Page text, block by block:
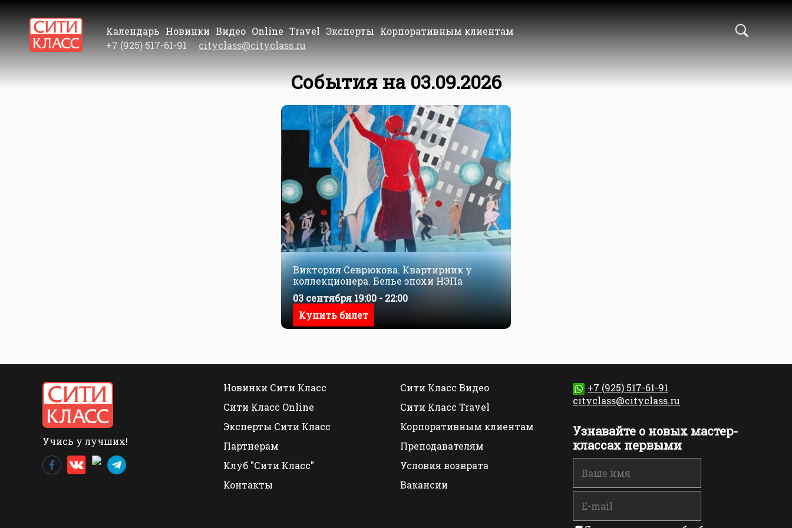
Календарь Новинки Видео Online Travel Эксперты Корпоративным клиентам
+7 (925) 517-61-91
cityclass@cityclass.ru
События на 03.09.2026
Виктория Севрюкова. Квартирник у
коллекционера. Белье эпохи НЭПа
03 сентября 19:00 - 22:00
Купить билет
Учись у лучших!
Новинки Сити Класс
Сити Класс Видео
Сити Класс Online
Сити Класс Travel
Эксперты Сити Класс
Корпоративным клиентам
Партнерам
Преподавателям
Клуб "Сити Класс"
Условия возврата
Контакты
Вакансии
+7 (925) 517-61-91
cityclass@cityclass.ru
Узнавайте о новых мастер-
классах первыми